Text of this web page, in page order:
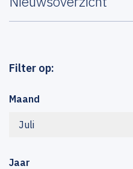
Filter op:
Maand
Juli
Jaar